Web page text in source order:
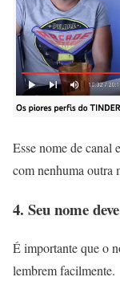
Esse nome de canal
com nenhuma outra
4. Seu nome
É importante que o
lembrem facilmente.